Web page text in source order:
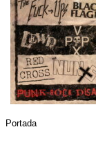
Portada